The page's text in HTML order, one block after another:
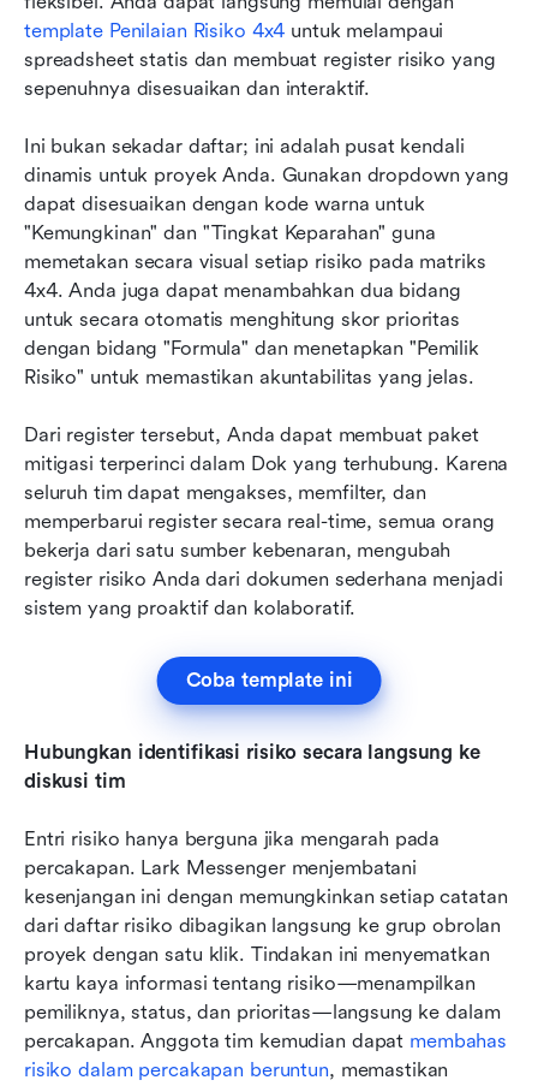
template Penilaian Risiko 4x4 untuk melampaui
spreadsheet statis dan membuat register risiko yang
sepenuhnya disesuaikan dan interaktif.
Ini bukan sekadar daftar; ini adalah pusat kendali
dinamis untuk proyek Anda. Gunakan dropdown yang
dapat disesuaikan dengan kode warna untuk
"Kemungkinan" dan "Tingkat Keparahan" guna
memetakan secara visual setiap risiko pada matriks
4x4. Anda juga dapat menambahkan dua bidang
untuk secara otomatis menghitung skor prioritas
dengan bidang "Formula" dan menetapkan "Pemilik
Risiko" untuk memastikan akuntabilitas yang jelas.
Dari register tersebut, Anda dapat membuat paket
mitigasi terperinci dalam Dok yang terhubung. Karena
seluruh tim dapat mengakses, memfilter, dan
memperbarui register secara real-time, semua orang
bekerja dari satu sumber kebenaran, mengubah
register risiko Anda dari dokumen sederhana menjadi
sistem yang proaktif dan kolaboratif.
Coba template ini
Hubungkan identifikasi risiko secara langsung ke
diskusi tim
Entri risiko hanya berguna jika mengarah pada
percakapan. Lark Messenger menjembatani
kesenjangan ini dengan memungkinkan setiap catatan
dari daftar risiko dibagikan langsung ke grup obrolan
proyek dengan satu klik. Tindakan ini menyematkan
kartu kaya informasi tentang risiko—menampilkan
pemiliknya, status, dan prioritas—langsung ke dalam
percakapan. Anggota tim kemudian dapat membahas
risiko dalam percakapan beruntun, memastikan